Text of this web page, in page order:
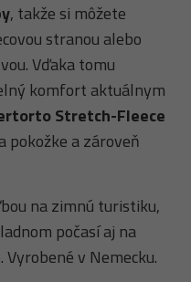
, takže si môžete
stranou alebo
Vďaka tomu
komfort aktuálnym
Stretch-Fleece
pokožke a zároveň
na zimnú turistiku,
počasí aj na
v Nemecku.